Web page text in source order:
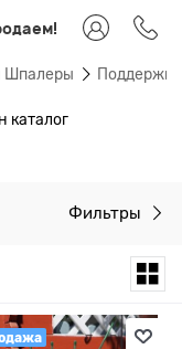
Шпалеры
каталог
Фильтры